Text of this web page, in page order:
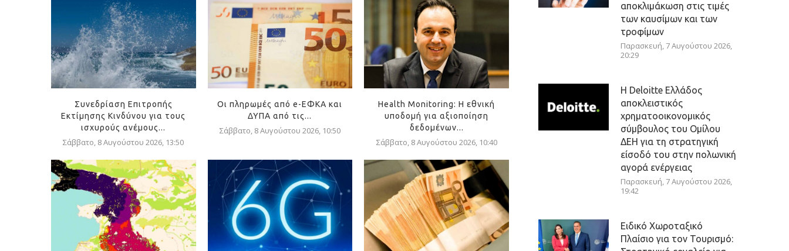
Συνεδρίαση Επιτροπής
Εκτίμησης Κινδύνου για τους
ισχυρούς ανέμους...
Σάββατο, 8 Αυγούστου 2026, 13:50
Οι πληρωμές από e-ΕΦΚΑ και
ΔΥΠΑ από τις...
Σάββατο, 8 Αυγούστου 2026, 10:50
Health Monitoring: Η εθνική
υποδομή για αξιοποίηση
δεδομένων...
Σάββατο, 8 Αυγούστου 2026, 10:40
αποκλιμάκωση στις τιμές
των καυσίμων και των
τροφίμων
Παρασκευή, 7 Αυγούστου 2026,
20:29
Η Deloitte Ελλάδος
αποκλειστικός
χρηματοοικονομικός
σύμβουλος του Ομίλου
ΔΕΗ για τη στρατηγική
είσοδό του στην πολωνική
αγορά ενέργειας
Παρασκευή, 7 Αυγούστου 2026,
19:42
Ειδικό Χωροταξικό
Πλαίσιο για τον Τουρισμό: